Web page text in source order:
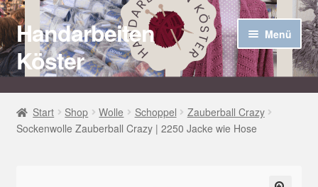
Zur
Navigation
springen
Zum
Inhalt
springen
Handarbeiten
Köster
Menü
Startseite
Über uns
Start Shop Wolle Schoppel
Zauberball Crazy
Sockenwolle Zauberball Crazy | 2250 Jacke wie Hose